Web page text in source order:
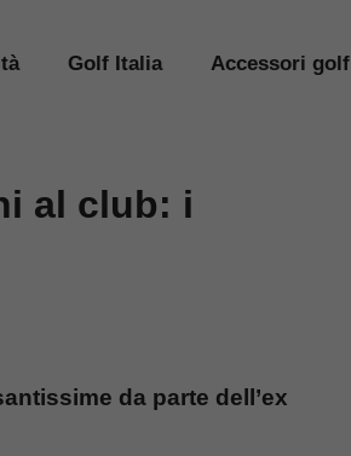
Golf Italia Accessori golf
al club: i
da parte dell’ex